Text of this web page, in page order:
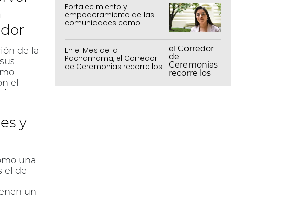
de la
el
y
una
el de
un
Fortalecimiento y
empoderamiento de las
comunidades como
En el Mes de la
Pachamama, el Corredor
de Ceremonias recorre los